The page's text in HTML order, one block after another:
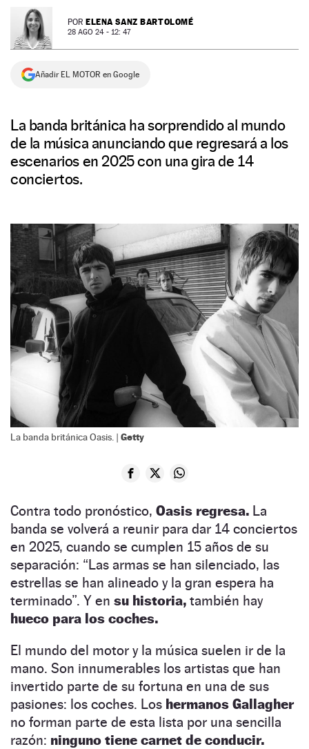
NEWSLETTER POR ELENA SANZ BARTOLOMÉ
28 AGO 24 - 12: 47
Añadir EL MOTOR en Google
La banda británica ha sorprendido al mundo
de la música anunciando que regresará a los
escenarios en 2025 con una gira de 14
conciertos.
La banda británica Oasis. | Getty
Contra todo pronóstico, Oasis regresa. La
banda se volverá a reunir para dar 14 conciertos
en 2025, cuando se cumplen 15 años de su
separación: “Las armas se han silenciado, las
estrellas se han alineado y la gran espera ha
terminado”. Y en su historia, también hay
hueco para los coches.
El mundo del motor y la música suelen ir de la
mano. Son innumerables los artistas que han
invertido parte de su fortuna en una de sus
pasiones: los coches. Los hermanos Gallagher
no forman parte de esta lista por una sencilla
razón: ninguno tiene carnet de conducir.